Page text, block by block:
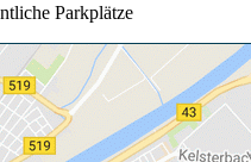
Parkplätze